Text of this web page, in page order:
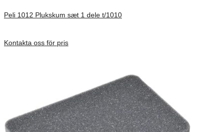
Peli 1012 Plukskum sæt 1 dele t/1010
Kontakta oss för pris